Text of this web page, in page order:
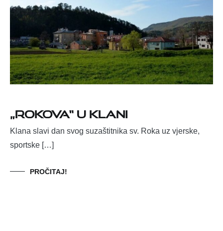
„ROKOVA“ U KLANI
Klana slavi dan svog suzaštitnika sv. Roka uz vjerske,
sportske […]
PROČITAJ!